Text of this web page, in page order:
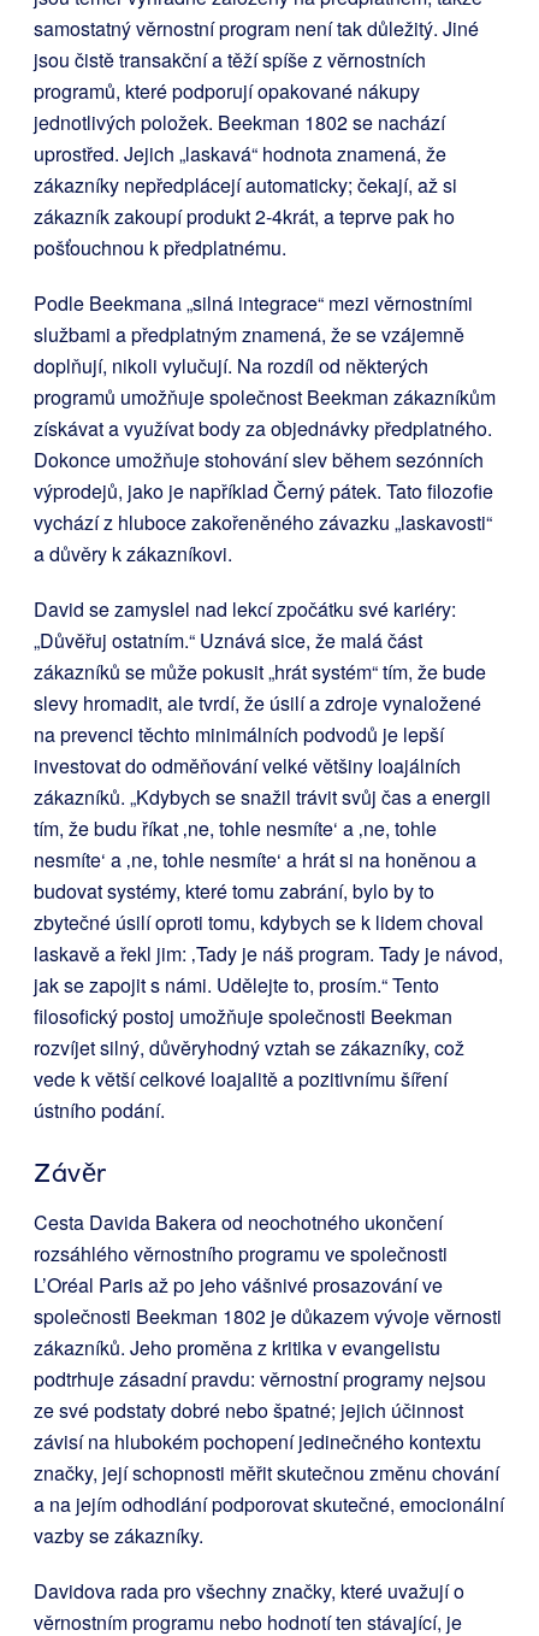
samostatný věrnostní program není tak důležitý. Jiné
jsou čistě transakční a těží spíše z věrnostních
programů, které podporují opakované nákupy
jednotlivých položek. Beekman 1802 se nachází
uprostřed. Jejich „laskavá“ hodnota znamená, že
zákazníky nepředplácejí automaticky; čekají, až si
zákazník zakoupí produkt 2-4krát, a teprve pak ho
pošťouchnou k předplatnému.
Podle Beekmana „silná integrace“ mezi věrnostními
službami a předplatným znamená, že se vzájemně
doplňují, nikoli vylučují. Na rozdíl od některých
programů umožňuje společnost Beekman zákazníkům
získávat a využívat body za objednávky předplatného.
Dokonce umožňuje stohování slev během sezónních
výprodejů, jako je například Černý pátek. Tato filozofie
vychází z hluboce zakořeněného závazku „laskavosti“
a důvěry k zákazníkovi.
David se zamyslel nad lekcí zpočátku své kariéry:
„Důvěřuj ostatním.“ Uznává sice, že malá část
zákazníků se může pokusit „hrát systém“ tím, že bude
slevy hromadit, ale tvrdí, že úsilí a zdroje vynaložené
na prevenci těchto minimálních podvodů je lepší
investovat do odměňování velké většiny loajálních
zákazníků. „Kdybych se snažil trávit svůj čas a energii
tím, že budu říkat ‚ne, tohle nesmíte‘ a ‚ne, tohle
nesmíte‘ a ‚ne, tohle nesmíte‘ a hrát si na honěnou a
budovat systémy, které tomu zabrání, bylo by to
zbytečné úsilí oproti tomu, kdybych se k lidem choval
laskavě a řekl jim: ‚Tady je náš program. Tady je návod,
jak se zapojit s námi. Udělejte to, prosím.“ Tento
filosofický postoj umožňuje společnosti Beekman
rozvíjet silný, důvěryhodný vztah se zákazníky, což
vede k větší celkové loajalitě a pozitivnímu šíření
ústního podání.
Závěr
Cesta Davida Bakera od neochotného ukončení
rozsáhlého věrnostního programu ve společnosti
L’Oréal Paris až po jeho vášnivé prosazování ve
společnosti Beekman 1802 je důkazem vývoje věrnosti
zákazníků. Jeho proměna z kritika v evangelistu
podtrhuje zásadní pravdu: věrnostní programy nejsou
ze své podstaty dobré nebo špatné; jejich účinnost
závisí na hlubokém pochopení jedinečného kontextu
značky, její schopnosti měřit skutečnou změnu chování
a na jejím odhodlání podporovat skutečné, emocionální
vazby se zákazníky.
Davidova rada pro všechny značky, které uvažují o
věrnostním programu nebo hodnotí ten stávající, je